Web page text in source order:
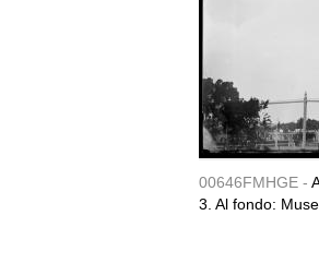
00646FMHGE -
3. Al fondo: